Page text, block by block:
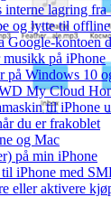
lagring fra
og lytte til
Google-kontoen
på iPhone
Windows 10
My Cloud
til iPhone
du er frakoblet
og Mac
på min iPhone
iPhone med
eller aktivere